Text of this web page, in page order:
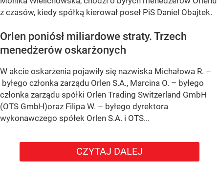
z czasów, kiedy spółką kierował poseł PiS Daniel Obajtek.
Orlen poniósł miliardowe straty. Trzech
menedżerów oskarżonych
W akcie oskarżenia pojawiły się nazwiska Michałowa R. –
byłego członka zarządu Orlen S.A., Marcina O. – byłego
członka zarządu spółki Orlen Trading Switzerland GmbH
(OTS GmbH)oraz Filipa W. – byłego dyrektora
wykonawczego spółek Orlen S.A. i OTS...
CZYTAJ DALEJ